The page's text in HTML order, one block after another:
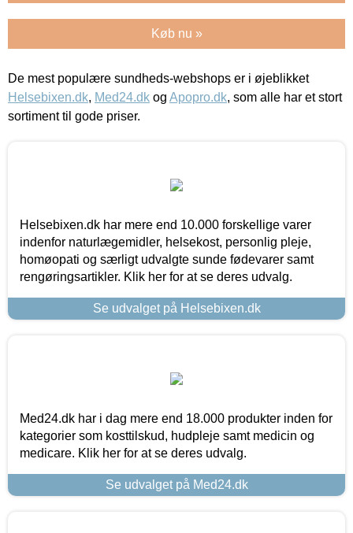
Køb nu »
De mest populære sundheds-webshops er i øjeblikket
Helsebixen.dk, Med24.dk og Apopro.dk, som alle har et stort
sortiment til gode priser.
Helsebixen.dk har mere end 10.000 forskellige varer
indenfor naturlægemidler, helsekost, personlig pleje,
homøopati og særligt udvalgte sunde fødevarer samt
rengøringsartikler. Klik her for at se deres udvalg.
Se udvalget på Helsebixen.dk
Med24.dk har i dag mere end 18.000 produkter inden for
kategorier som kosttilskud, hudpleje samt medicin og
medicare. Klik her for at se deres udvalg.
Se udvalget på Med24.dk